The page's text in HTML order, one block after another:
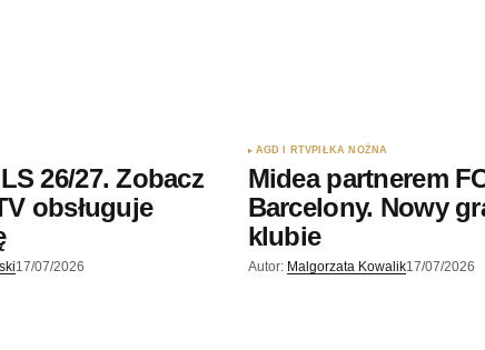
26/27. Zobacz
obsługuje
17/07/2026
AGD I RTV PIŁKA NOŻNA
Midea partnerem
Barcelony. Nowy
klubie
Autor: Malgorzata Kowalik17/07/2026